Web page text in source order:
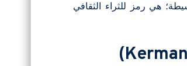
هي رمز للثراء الثقافي